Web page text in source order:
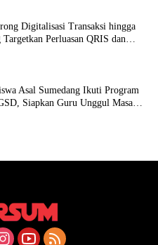
Digitalisasi Transaksi hingga
Targetkan Perluasan QRIS dan
Asal Sumedang Ikuti Program
Siapkan Guru Unggul Masa